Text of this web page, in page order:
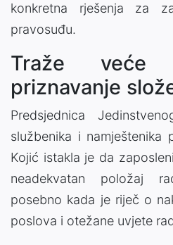
konkretna rješenja za
pravosuđu.
Traže veće
priznavanje
Predsjednica
službenika i namještenika
Kojić istakla je da
neadekvatan položaj
posebno kada je riječ o
poslova i otežane uvjete